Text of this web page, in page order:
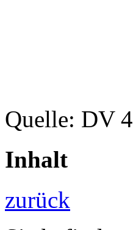
Quelle: DV
Inhalt
zurück